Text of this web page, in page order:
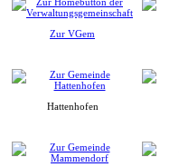
Zur VGem
Hattenhofen